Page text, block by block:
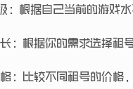
：根据自己当前的游戏
：根据你的需求选择租
：比较不同租号的价格